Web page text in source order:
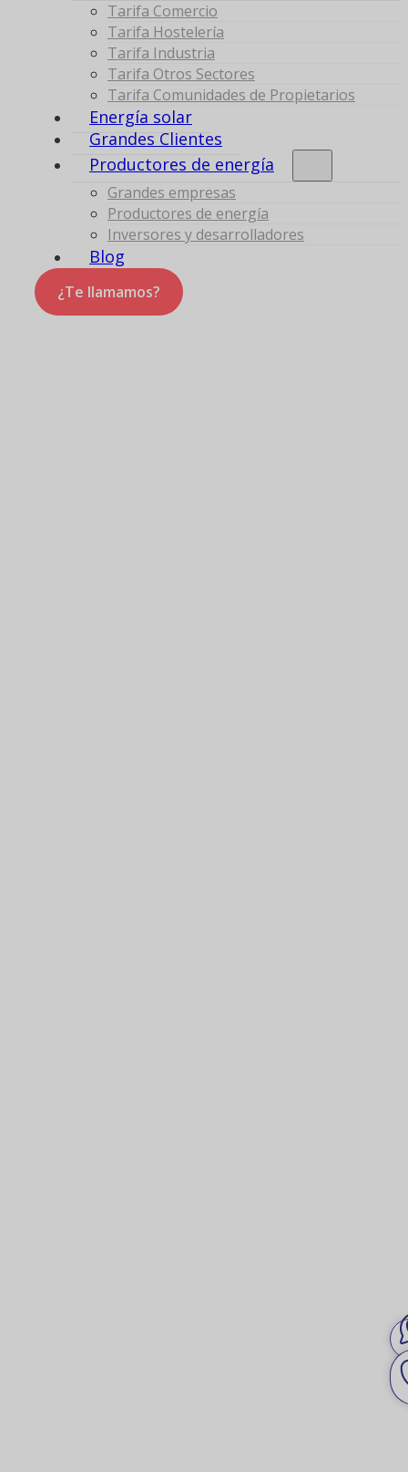
Tarifa Comercio
Tarifa Hostelería
Tarifa Industria
Tarifa Otros Sectores
Tarifa Comunidades de Propietarios
Energía solar
Grandes Clientes
Productores de energía
Grandes empresas
Productores de energía
Inversores y desarrolladores
Blog
¿Te llamamos?